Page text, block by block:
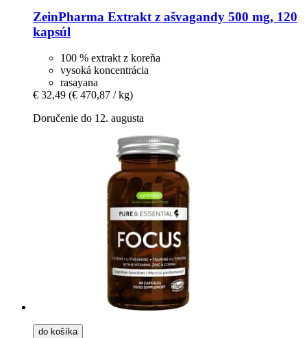
ZeinPharma Extrakt z ašvagandy 500 mg, 120
kapsúl
100 % extrakt z koreňa
vysoká koncentrácia
rasayana
€ 32,49 (€ 470,87 / kg)
Doručenie do 12. augusta
do košíka